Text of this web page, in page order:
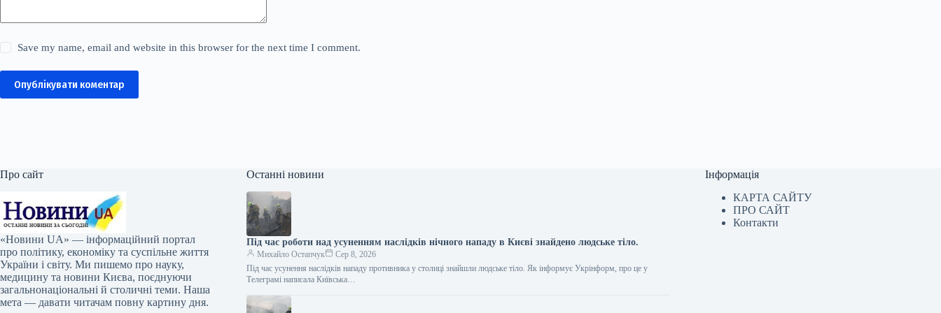
Save my name, email and website in this browser for the next time I comment.
Опублікувати коментар
Про сайт
«Новини UA» — інформаційний портал
про політику, економіку та суспільне життя
України і світу. Ми пишемо про науку,
медицину та новини Києва, поєднуючи
загальнонаціональні й столичні теми. Наша
мета — давати читачам повну картину дня.
Останні новини
Під час роботи над усуненням наслідків нічного нападу в Києві знайдено людське тіло.
Михайло Остапчук
Сер 8, 2026
Під час усунення наслідків нападу противника у столиці знайшли людське тіло. Як інформує Укрінформ, про це у
Телеграмі написала Київська…
Інформація
КАРТА САЙТУ
ПРО САЙТ
Контакти